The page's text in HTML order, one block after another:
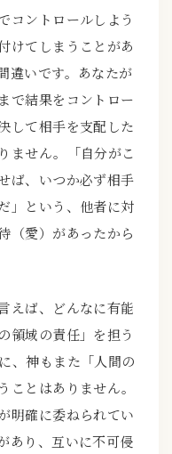
コントロールしよう
けてしまうことがあ
違いです。あなたが
で結果をコントロー
して相手を支配した
ません。「自分がこ
ば、いつか必ず相手
」という、他者に対
（愛）があったから
えば、どんなに有能
領域の責任」を担う
、神もまた「人間の
ことはありません。
明確に委ねられてい
あり、互いに不可侵